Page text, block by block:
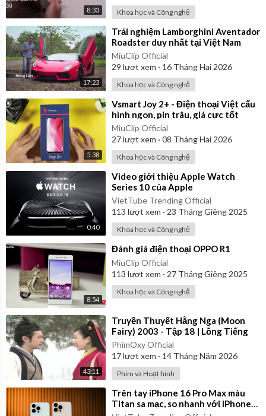
8:33 Khoa học và Công nghệ
17:23
⁣Trải nghiệm Lamborghini Aventador
Roadster duy nhất tại Việt Nam
MiuClip Official
29 lượt xem · 16 Tháng Hai 2026
Khoa học và Công nghệ
5:38
⁣Vsmart Joy 2+ - Điện thoại Việt cấu
hình ngon, pin trâu, giá cực tốt
MiuClip Official
27lượt xem · 08 Tháng Hai 2026
Khoa học và Công nghệ
0:40
⁣Video giới thiệu Apple Watch
Series 10 của Apple
VietTube Trending Official
113 lượt xem · 23 Tháng Giêng 2025
Khoa học và Công nghệ
8:54
⁣Đánh giá điện thoại OPPO R1
MiuClip Official
113 lượt xem · 27 Tháng Giêng 2025
Khoa học và Công nghệ
43:11
⁣Truyền Thuyết Hằng Nga (Moon
Fairy) 2003 - Tập 18 | Lồng Tiếng
PhimOxy Official
17lượt xem · 14 Tháng Năm 2026
Phim và Hoạt hình
⁣Trên tay iPhone 16 Pro Max màu
Titan sa mạc, so nhanh với iPhone